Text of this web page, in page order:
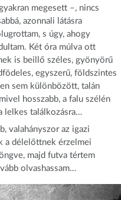
megesett –, nincs
azonnali látásra
s úgy, ahogy
Két óra múlva ott
is beillő széles, gyönyörű
egyszerű, földszintes
sem különbözött, talán
hosszabb, a falu szélén
lelkes találkozásra…
valahányszor az igazi
a délelőttnek érzelmei
majd futva tértem
olvashassam…